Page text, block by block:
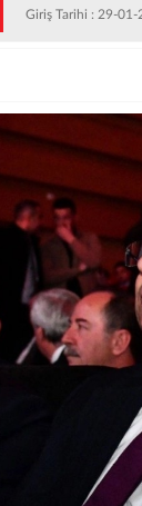
Giriş Tarihi : 29-01-